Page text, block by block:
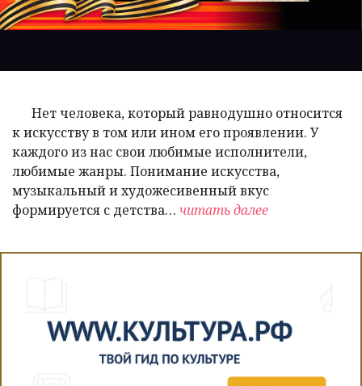
Нет человека, который равнодушно относится
к искусству в том или ином его проявлении. У
каждого из нас свои любимые исполнители,
любимые жанры. Понимание искусства,
музыкальный и художесивенный вкус
формируется с детства… читать далее